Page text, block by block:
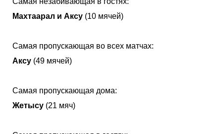
Махтаарал и Аксу (10 мячей)
Самая пропускающая во всех матчах:
Аксу (49 мячей)
Самая пропускающая дома:
Жетысу (21 мяч)